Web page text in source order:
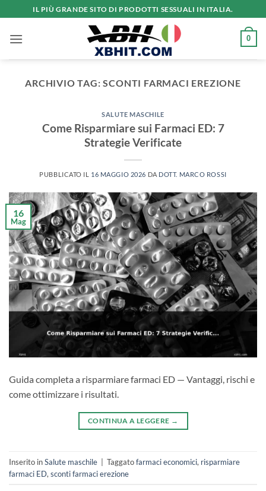
ai
contenuti
IL PIÙ GRANDE SITO DI PRODOTTI SESSUALI IN ITALIA.
0
ARCHIVIO TAG:SCONTI FARMACI EREZIONE
SALUTE MASCHILE
Come Risparmiare sui Farmaci ED: 7
Strategie Verificate
PUBBLICATO IL 16 MAGGIO 2026 DA DOTT. MARCO ROSSI
16
Mag
Guida completa a risparmiare farmaci ED — Vantaggi, rischi e
come ottimizzare i risultati.
CONTINUA A LEGGERE →
Inserito inSalute maschile Taggatofarmaci economici, risparmiare
farmaci ED, sconti farmaci erezione